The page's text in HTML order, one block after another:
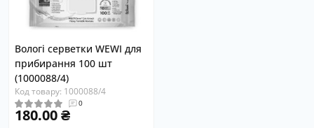
Вологі серветки WEWI для
прибирання 100 шт
(1000088/4)
Код товару: 1000088/4
0
180.00 ₴